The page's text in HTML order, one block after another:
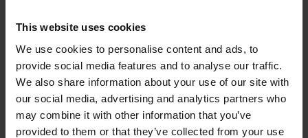
This website uses cookies
We use cookies to personalise content and ads, to
provide social media features and to analyse our traffic.
We also share information about your use of our site with
our social media, advertising and analytics partners who
may combine it with other information that you’ve
provided to them or that they’ve collected from your use
Sondeertoren 200 kN
Zeer geschikt voor moeilijk bereikbare plekken
Goed te vervoeren op Compact Crawlers
Kan worden geleverd met korte slag, voor plekken
met weinig hoofdruimte